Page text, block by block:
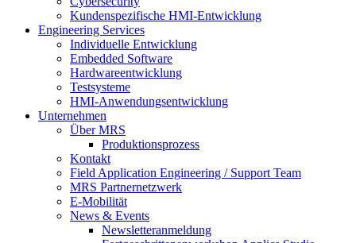
Kundenspezifische HMI-Entwicklung
Engineering Services
Individuelle Entwicklung
Embedded Software
Hardwareentwicklung
Testsysteme
HMI-Anwendungsentwicklung
Unternehmen
Über MRS
Produktionsprozess
Kontakt
Field Application Engineering / Support Team
MRS Partnernetzwerk
E-Mobilität
News & Events
Newsletteranmeldung